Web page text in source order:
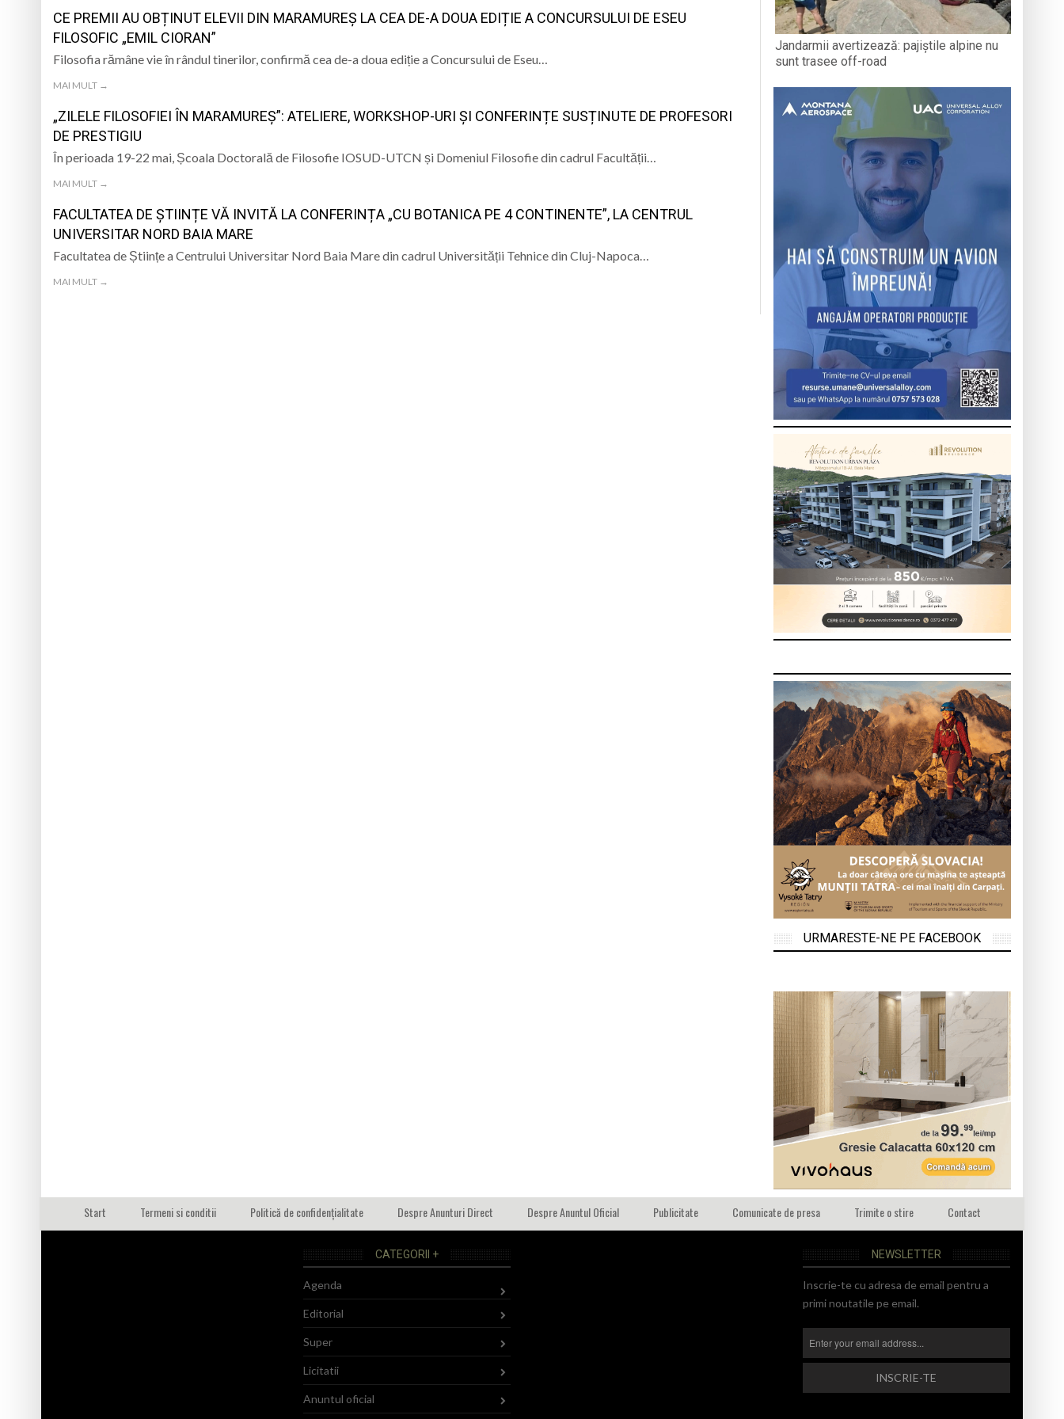
CE PREMII AU OBȚINUT ELEVII DIN MARAMUREȘ LA CEA DE-A DOUA EDIȚIE A CONCURSULUI DE ESEU
FILOSOFIC „EMIL CIORAN”
Filosofia rămâne vie în rândul tinerilor, confirmă cea de-a doua ediție a Concursului de Eseu…
MAI MULT →
„ZILELE FILOSOFIEI ÎN MARAMUREȘ”: ATELIERE, WORKSHOP-URI ȘI CONFERINȚE SUSȚINUTE DE PROFESORI
DE PRESTIGIU
În perioada 19-22 mai, Școala Doctorală de Filosofie IOSUD-UTCN și Domeniul Filosofie din cadrul Facultății…
MAI MULT →
FACULTATEA DE ȘTIINȚE VĂ INVITĂ LA CONFERINȚA „CU BOTANICA PE 4 CONTINENTE”, LA CENTRUL
UNIVERSITAR NORD BAIA MARE
Facultatea de Științe a Centrului Universitar Nord Baia Mare din cadrul Universității Tehnice din Cluj-Napoca…
MAI MULT →
Jandarmii avertizează: pajiștile alpine nu
sunt trasee off-road
URMARESTE-NE PE FACEBOOK
Start Termeni si conditii Politică de confidențialitate Despre Anunturi Direct Despre Anuntul Oficial Publicitate Comunicate de presa Trimite o stire Contact
CATEGORII +
Agenda
Editorial
Super
Licitatii
Anuntul oficial
NEWSLETTER
Inscrie-te cu adresa de email pentru a
primi noutatile pe email.